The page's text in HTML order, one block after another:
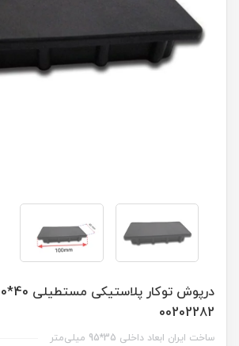
00202282
ساخت ایران ابعاد داخلی 35*95 میلی‌متر